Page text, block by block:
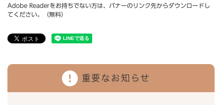
Adobe Readerをお持ちでない方は、バナーのリンク先からダウンロードし
てください。（無料）
重要なお知らせ